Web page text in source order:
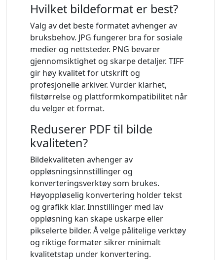
Hvilket bildeformat er best?
Valg av det beste formatet avhenger av
bruksbehov. JPG fungerer bra for sosiale
medier og nettsteder. PNG bevarer
gjennomsiktighet og skarpe detaljer. TIFF
gir høy kvalitet for utskrift og
profesjonelle arkiver. Vurder klarhet,
filstørrelse og plattformkompatibilitet når
du velger et format.
Reduserer PDF til bilde
kvaliteten?
Bildekvaliteten avhenger av
oppløsningsinnstillinger og
konverteringsverktøy som brukes.
Høyoppløselig konvertering holder tekst
og grafikk klar. Innstillinger med lav
oppløsning kan skape uskarpe eller
pikselerte bilder. Å velge pålitelige verktøy
og riktige formater sikrer minimalt
kvalitetstap under konvertering.